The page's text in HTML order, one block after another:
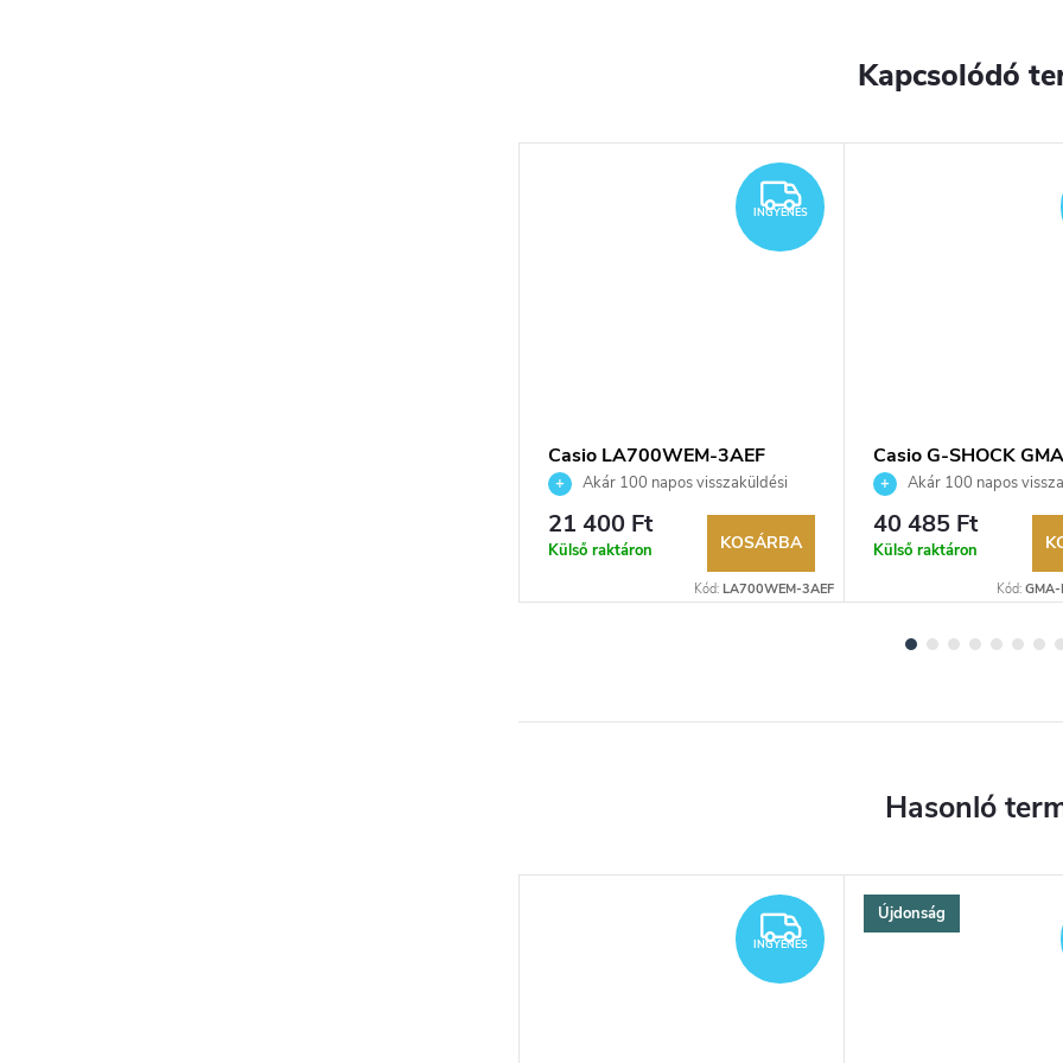
Kapcsolódó
INGYENES
INGYENES
Casio LA700WEM-3AEF
karóraAkár 100 napos visszaküldési
lehetőség. Hivatalos márkakereskedő.
21 400 Ft
Külső raktáron KOSÁRBA
Kód: LA700WEM-3AEF
Casio G-SHOCK
P2100PP-4AER
Akár 100 napos
lehetőség. Hivatalos
40 485 Ft
Külső raktáron
Kód:
INGYENES
INGYENES
Újdonság